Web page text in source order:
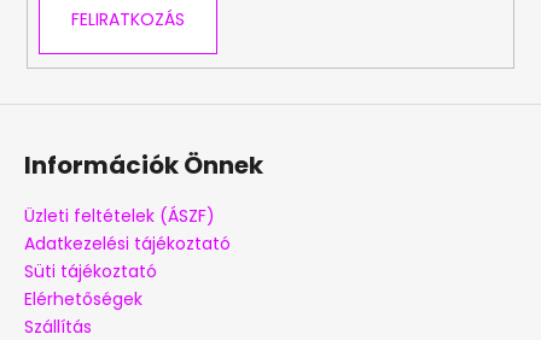
FELIRATKOZÁS
Információk Önnek
Üzleti feltételek (ÁSZF)
Adatkezelési tájékoztató
Süti tájékoztató
Elérhetőségek
Szállítás